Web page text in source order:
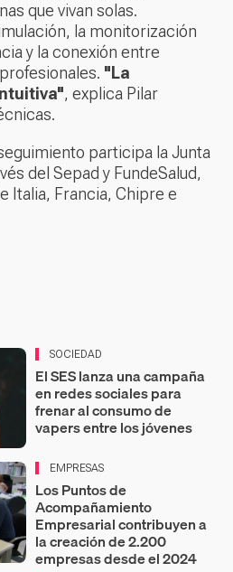
que vivan solas.
la monitorización
y la conexión entre
"La
, explica Pilar
participa la Junta
del Sepad y FundeSalud,
Italia, Francia, Chipre e
SOCIEDAD
El SES lanza una campaña
en redes sociales para
frenar al consumo de
vapers entre los jóvenes
EMPRESAS
Los Puntos de
Acompañamiento
Empresarial contribuyen a
la creación de 2.200
empresas desde el 2024